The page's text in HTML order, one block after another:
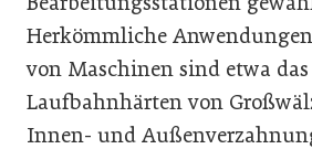
Herkömmliche
von Maschinen sind etwa das
Laufbahnhärten von
Innen- und